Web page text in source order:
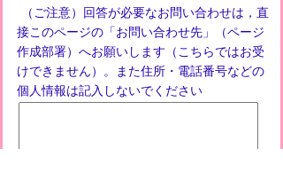
（ご注意）回答が必要なお問い合わせは，直
接このページの「お問い合わせ先」（ページ
作成部署）へお願いします（こちらではお受
けできません）。また住所・電話番号などの
個人情報は記入しないでください